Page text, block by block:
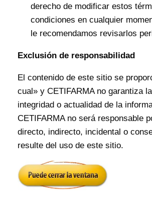
derecho de modificar estos
condiciones en cualquier
le recomendamos revisarlos
Exclusión de responsabilidad
El contenido de este sitio se
cual» y CETIFARMA no garantiza
integridad o actualidad de la
CETIFARMA no será responsable
directo, indirecto, incidental o
resulte del uso de este sitio.